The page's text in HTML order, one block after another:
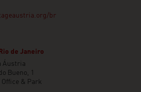
br
de Janeiro
Áustria
Bueno, 1
& Park